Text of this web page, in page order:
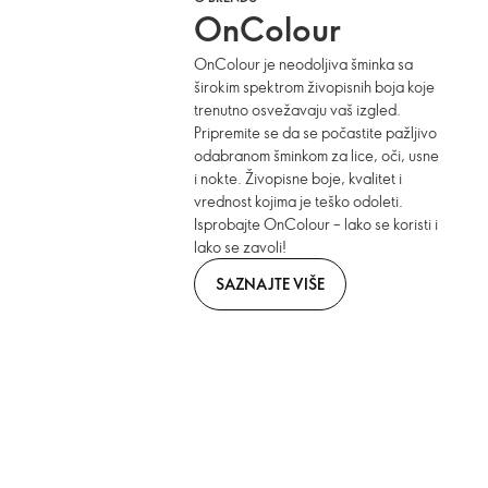
OnColour
OnColour je neodoljiva šminka sa
širokim spektrom živopisnih boja koje
trenutno osvežavaju vaš izgled.
Pripremite se da se počastite pažljivo
odabranom šminkom za lice, oči, usne
i nokte. Živopisne boje, kvalitet i
vrednost kojima je teško odoleti.
Isprobajte OnColour – lako se koristi i
lako se zavoli!
SAZNAJTE VIŠE